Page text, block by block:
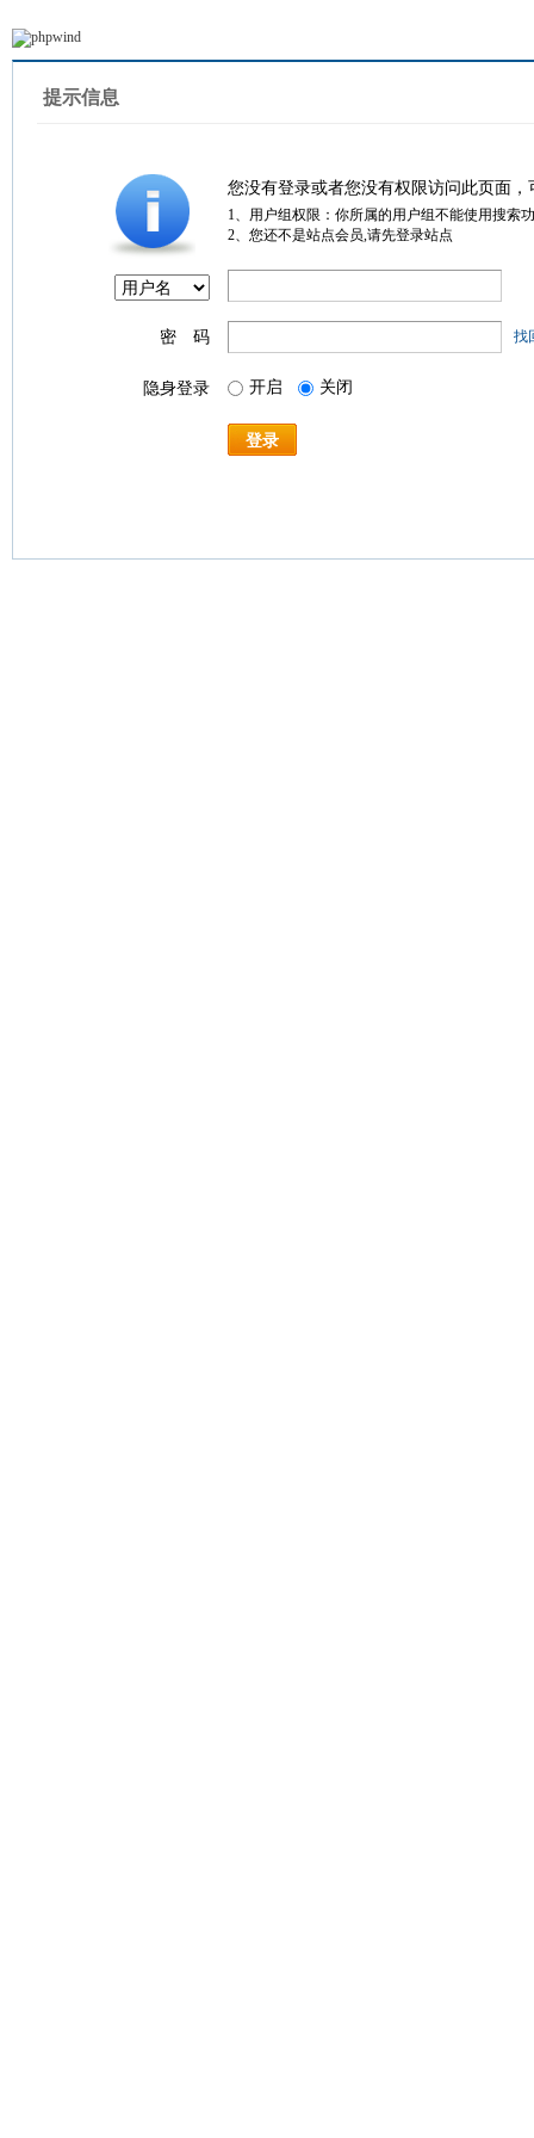
提示信息
您没有登录或者您没有权限访问此页面
1、用户组权限：你所属的用户组不能使用搜索
2、您还不是站点会员,请先登录站点
密 码 找
隐身登录 开启 关闭
登录